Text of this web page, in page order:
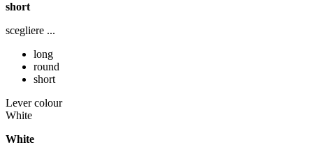
short
scegliere ...
long
round
short
Lever colour
White
White